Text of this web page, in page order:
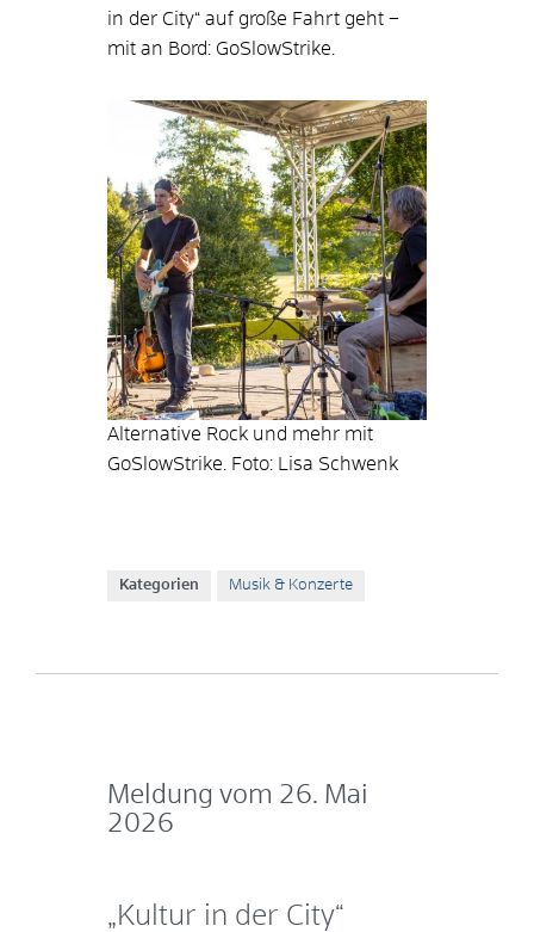
in der City“ auf große Fahrt geht –
mit an Bord: GoSlowStrike.
Alternative Rock und mehr mit
GoSlowStrike. Foto: Lisa Schwenk
Kategorien Musik & Konzerte
Meldung vom 26. Mai
2026
„Kultur in der City“